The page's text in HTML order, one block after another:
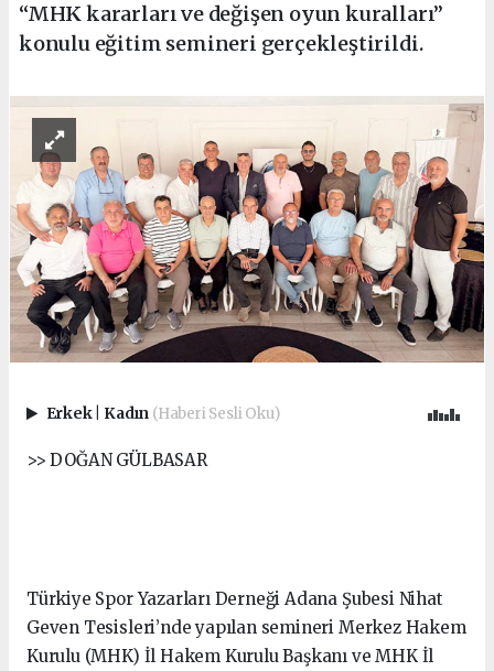
“MHK kararları ve değişen oyun kuralları”
konulu eğitim semineri gerçekleştirildi.
Erkek Kadın (Haberi Sesli Oku)
>> DOĞAN GÜLBASAR
Türkiye Spor Yazarları Derneği Adana Şubesi Nihat
Geven Tesisleri’nde yapılan semineri Merkez Hakem
Kurulu (MHK) İl Hakem Kurulu Başkanı ve MHK İl